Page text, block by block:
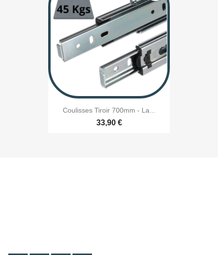
Coulisses Tiroir 700mm - La...
33,90 €